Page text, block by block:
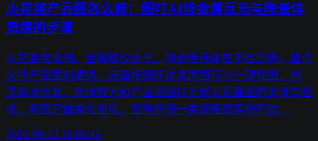
火花塞产品图怎么修：图叮AI修金属反光与陶瓷体
质感的步骤
火花塞电极细、金属螺纹反光、陶瓷绝缘体拍不出质感，是点
火件产品图的通病。这篇按顺序讲清用图叮AI一键抠图、材
质高清修复、高清放大和产品溶图打光修火花塞图的步骤与验
收，修图只做美化呈现，型号间隙一类规格按实物不改。
2026-06-13 16:08:43